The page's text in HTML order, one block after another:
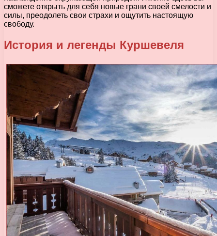
сможете открыть для себя новые грани своей смелости и
силы, преодолеть свои страхи и ощутить настоящую
свободу.
История и легенды Куршевеля